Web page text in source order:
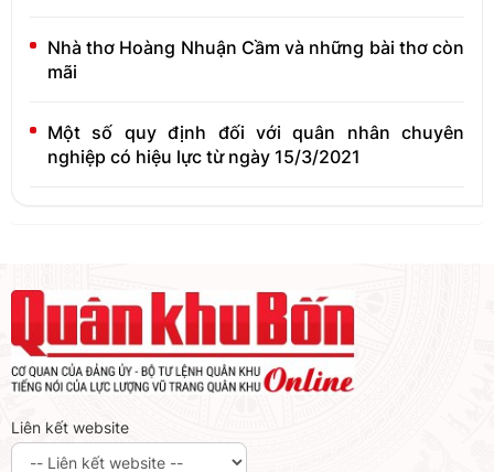
Nhà thơ Hoàng Nhuận Cầm và những bài thơ còn
mãi
Một số quy định đối với quân nhân chuyên
nghiệp có hiệu lực từ ngày 15/3/2021
Liên kết website